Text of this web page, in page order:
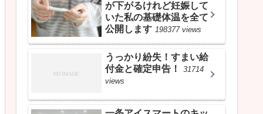
が下がるけれど妊娠して
いた私の基礎体温を全て
公開します 198377 views
うっかり紛失！すまい給
付金と確定申告！
31714
views